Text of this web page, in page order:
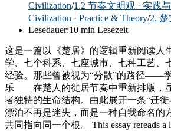
Civilization/1.2 节奏文明观 · 实践
Civilization · Practice & Theory/2. 楚
Lesedauer:10 min Lesezeit
这是一篇以《楚居》的逻辑重新阅读人
学、七个科系、七座城市、七种工艺、
经验。那些曾被视为“分散”的路径——
乐——在楚人的徙居节奏中重新排版，
者独特的生命结构。由此展开一条“迁徙
漂泊不再是迷失，而是一种自我命名的
共同指向同一个根。 This essay rereads a